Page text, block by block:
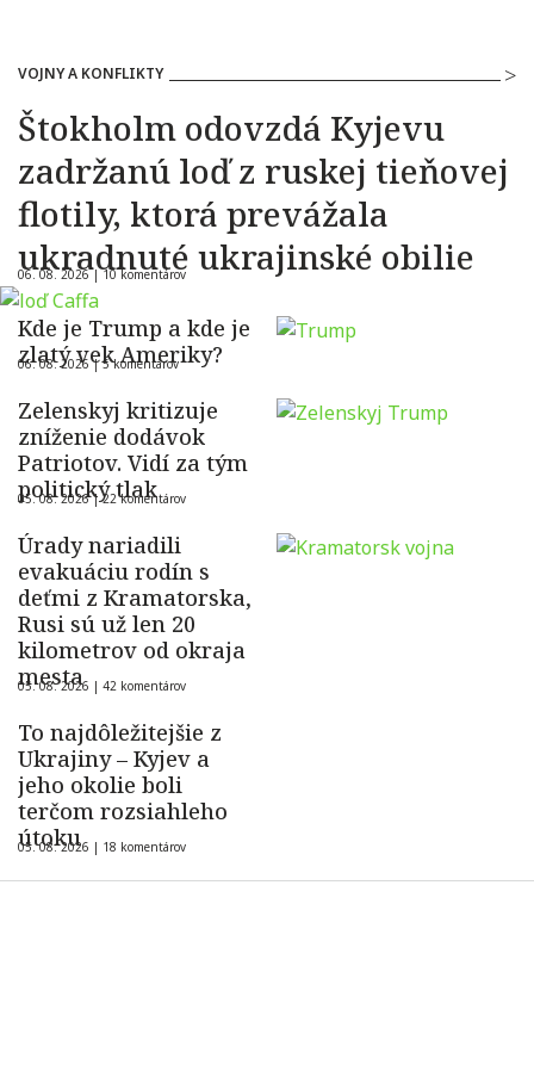
VOJNY A KONFLIKTY
Štokholm odovzdá Kyjevu
zadržanú loď z ruskej tieňovej
flotily, ktorá prevážala
ukradnuté ukrajinské obilie
06. 08. 2026 |10 komentárov
Kde je Trump a kde je
zlatý vek Ameriky?
06. 08. 2026 |5 komentárov
Zelenskyj kritizuje
zníženie dodávok
Patriotov. Vidí za tým
politický tlak
05. 08. 2026 |22 komentárov
Úrady nariadili
evakuáciu rodín s
deťmi z Kramatorska,
Rusi sú už len 20
kilometrov od okraja
mesta
05. 08. 2026 | 42 komentárov
To najdôležitejšie z
Ukrajiny – Kyjev a
jeho okolie boli
terčom rozsiahleho
útoku
05. 08. 2026 | 18 komentárov